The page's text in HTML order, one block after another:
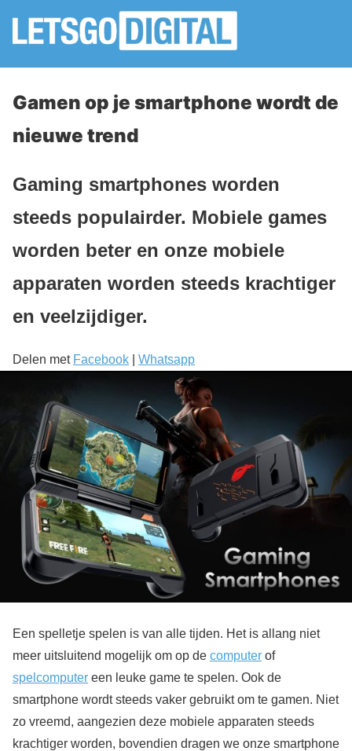
Gamen op je smartphone wordt de
nieuwe trend
Gaming smartphones worden
steeds populairder. Mobiele games
worden beter en onze mobiele
apparaten worden steeds krachtiger
en veelzijdiger.
Delen met Facebook Whatsapp
Een spelletje spelen is van alle tijden. Het is allang niet
meer uitsluitend mogelijk om op de computer of
spelcomputer een leuke game te spelen. Ook de
smartphone wordt steeds vaker gebruikt om te gamen. Niet
zo vreemd, aangezien deze mobiele apparaten steeds
krachtiger worden, bovendien dragen we onze smartphone